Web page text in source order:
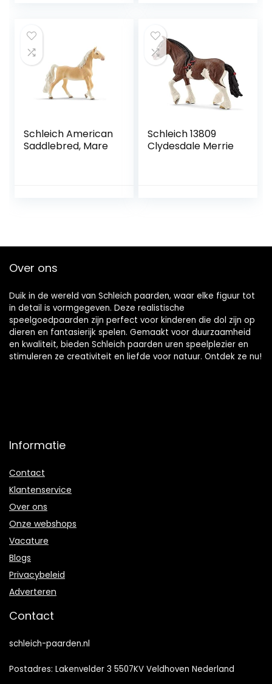
jaar – 14
Onderdelen
Schleich American
Saddlebred, Mare
Schleich 13809
Clydesdale Merrie
Over ons
Duik in de wereld van Schleich paarden, waar elke figuur tot
in detail is vormgegeven. Deze realistische
speelgoedpaarden zijn perfect voor kinderen die dol zijn op
dieren en fantasierijk spelen. Gemaakt voor duurzaamheid
en kwaliteit, bieden Schleich paarden uren speelplezier en
stimuleren ze creativiteit en liefde voor natuur. Ontdek ze nu!
Informatie
Contact
Klantenservice
Over ons
Onze webshops
Vacature
Blogs
Privacybeleid
Adverteren
Contact
schleich-paarden.nl
Postadres: Lakenvelder 3 5507KV Veldhoven Nederland